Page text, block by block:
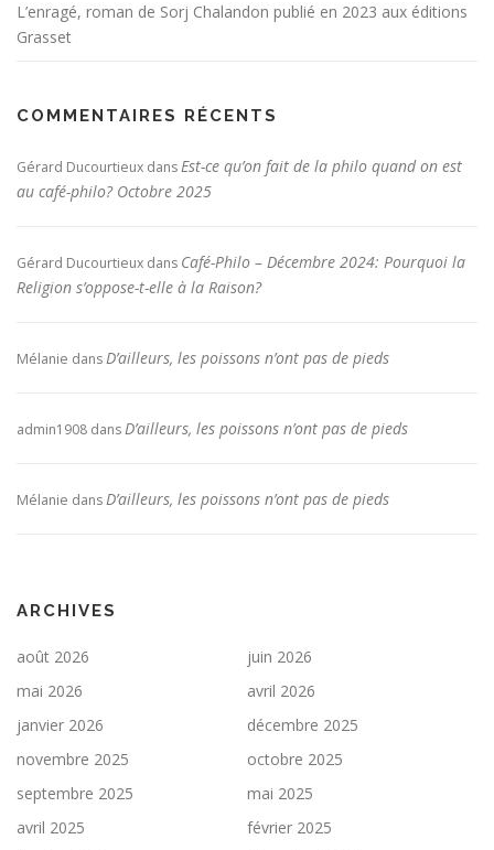
L’enragé, roman de Sorj Chalandon publié en 2023 aux éditions
Grasset
COMMENTAIRES RÉCENTS
Gérard Ducourtieux dansEst-ce qu’on fait de la philo quand on est
au café-philo? Octobre 2025
Gérard Ducourtieux dans Café-Philo – Décembre 2024: Pourquoi la
Religion s’oppose-t-elle à la Raison?
Mélanie dansD’ailleurs, les poissons n’ont pas de pieds
admin1908 dansD’ailleurs, les poissons n’ont pas de pieds
Mélanie dansD’ailleurs, les poissons n’ont pas de pieds
ARCHIVES
août 2026
juin 2026
mai 2026
avril 2026
janvier 2026
décembre 2025
novembre 2025
octobre 2025
septembre 2025
mai 2025
avril 2025
février 2025